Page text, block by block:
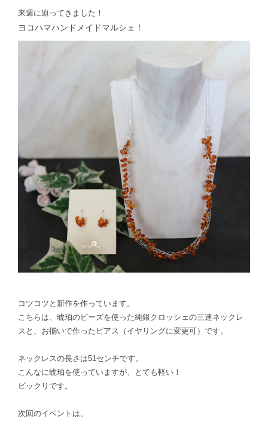
来週に迫ってきました！
ヨコハマハンドメイドマルシェ！
コツコツと新作を作っています。
こちらは、琥珀のビーズを使った純銀クロッシェの三連ネックレ
スと、お揃いで作ったピアス（イヤリングに変更可）です。
ネックレスの長さは51センチです。
こんなに琥珀を使っていますが、とても軽い！
ビックリです。
次回のイベントは、